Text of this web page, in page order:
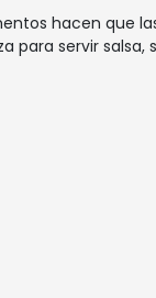
hacen que
servir salsa,